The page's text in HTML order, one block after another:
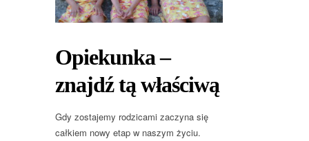
Opiekunka –
znajdź tą właściwą
Gdy zostajemy rodzicami zaczyna się
całkiem nowy etap w naszym życiu.